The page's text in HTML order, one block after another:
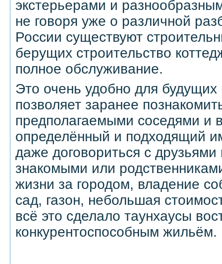
экстерьерами и
не говоря уже о различной
России существуют
берущих строительство
полное обслуживание.
Это очень удобно для будущих
позволяет заранее
предполагаемыми соседями и
определённый и подходящий
даже договориться с друзьями
знакомыми или
жизни за городом, владение
сад, газон, небольшая
всё это сделало таунхаусы
конкурентоспособным жильём.